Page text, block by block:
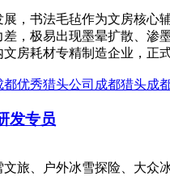
，书法毛毡作为文房核
，极易出现墨晕扩散、
房耗材专精制造企业，
都优秀猎头公司 成都猎头成
发专员
旅、户外冰雪探险、大